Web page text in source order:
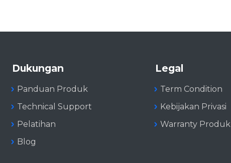
Dukungan
Panduan Produk
Technical Support
Pelatihan
Blog
Legal
Term Condition
Kebijakan Privasi
Warranty Produk